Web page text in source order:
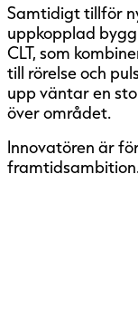
Samtidigt tillför
uppkopplad
CLT, som
till rörelse och
upp väntar en
över området.
Innovatören är